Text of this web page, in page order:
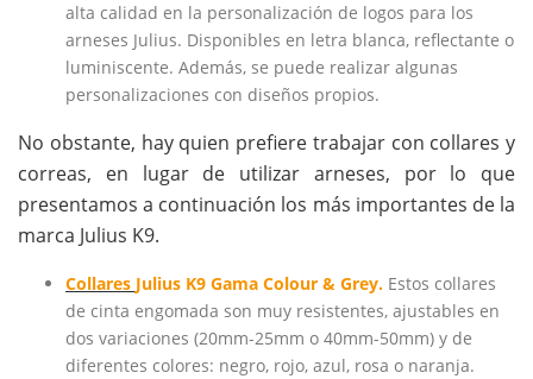
alta calidad en la personalización de logos para los
arneses Julius. Disponibles en letra blanca, reflectante o
luminiscente. Además, se puede realizar algunas
personalizaciones con diseños propios.
No obstante, hay quien prefiere trabajar con collares y
correas, en lugar de utilizar arneses, por lo que
presentamos a continuación los más importantes de la
marca Julius K9.
Collares Julius K9 Gama Colour & Grey. Estos collares
de cinta engomada son muy resistentes, ajustables en
dos variaciones (20mm-25mm o 40mm-50mm) y de
diferentes colores: negro, rojo, azul, rosa o naranja.